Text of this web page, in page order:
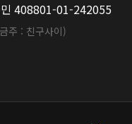
408801-01-242055
주 : 친구사이)